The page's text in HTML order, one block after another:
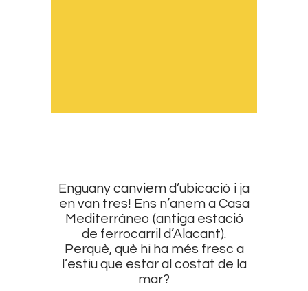
Enguany canviem d’ubicació i ja
en van tres! Ens n’anem a Casa
Mediterráneo (antiga estació
de ferrocarril d’Alacant).
Perquè, què hi ha més fresc a
l’estiu que estar al costat de la
mar?